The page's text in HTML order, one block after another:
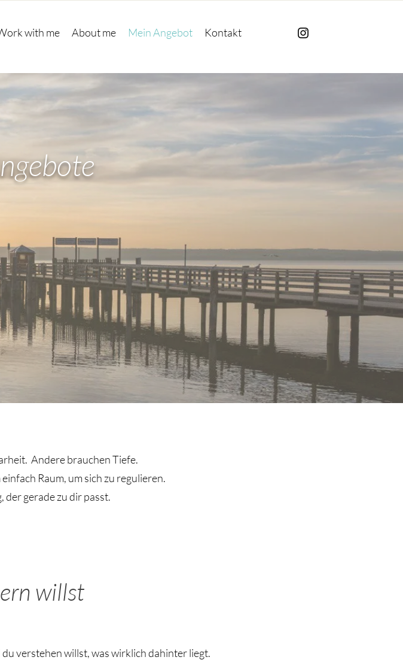
with me About me Mein Angebot Kontakt
Thema
Andere brauchen Tiefe.
Raum, um sich zu regulieren.
der gerade zu dir passt.
willst
verstehen willst, was wirklich dahinter liegt.